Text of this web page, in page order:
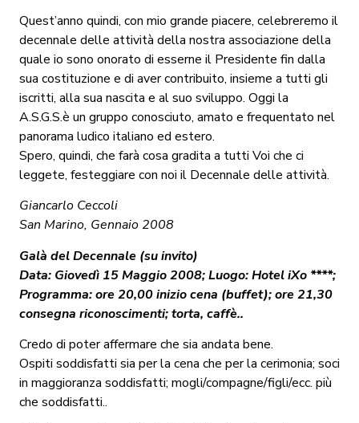
Quest’anno quindi, con mio grande piacere, celebreremo il
decennale delle attività della nostra associazione della
quale io sono onorato di esserne il Presidente fin dalla
sua costituzione e di aver contribuito, insieme a tutti gli
iscritti, alla sua nascita e al suo sviluppo. Oggi la
A.S.G.S.è un gruppo conosciuto, amato e frequentato nel
panorama ludico italiano ed estero.
Spero, quindi, che farà cosa gradita a tutti Voi che ci
leggete, festeggiare con noi il Decennale delle attività.
Giancarlo Ceccoli
San Marino, Gennaio 2008
Galà del Decennale (su invito)
Data: Giovedì 15 Maggio 2008; Luogo: Hotel iXo ****;
Programma: ore 20,00 inizio cena (buffet); ore 21,30
consegna riconoscimenti; torta, caffè..
Credo di poter affermare che sia andata bene.
Ospiti soddisfatti sia per la cena che per la cerimonia; soci
in maggioranza soddisfatti; mogli/compagne/figli/ecc. più
che soddisfatti..